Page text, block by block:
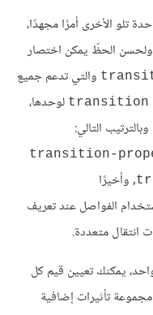
تلو الأخرى أمرًا مجهدًا،
الحظّ يمكن اختصار
والتي تدعم جميع
transition لوحدها،
التالي:
transition-
, وأخيرًا
الفواصل عند تعريف
انتقال متعددة.
يمكنك تعيين قيم كل
تأثيرات إضافية